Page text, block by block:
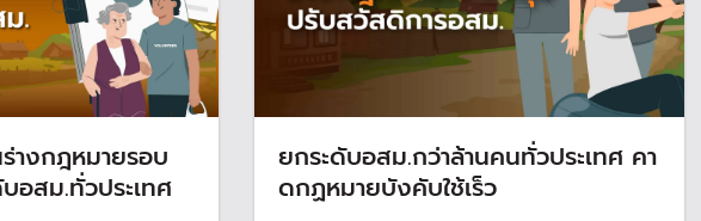
างกฎหมายรอบ
อสม.ทั่วประเทศ
ยกระดับอสม.กว่าล้านคนทั่วประเทศ คา
ดกฏหมายบังคับใช้เร็ว